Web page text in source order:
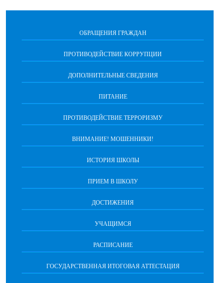
ОБРАЩЕНИЯ ГРАЖДАН
ПРОТИВОДЕЙСТВИЕ КОРРУПЦИИ
ДОПОЛНИТЕЛЬНЫЕ СВЕДЕНИЯ
ПИТАНИЕ
ПРОТИВОДЕЙСТВИЕ ТЕРРОРИЗМУ
ВНИМАНИЕ! МОШЕННИКИ!
ИСТОРИЯ ШКОЛЫ
ПРИЕМ В ШКОЛУ
ДОСТИЖЕНИЯ
УЧАЩИМСЯ
РАСПИСАНИЕ
ГОСУДАРСТВЕННАЯ ИТОГОВАЯ АТТЕСТАЦИЯ